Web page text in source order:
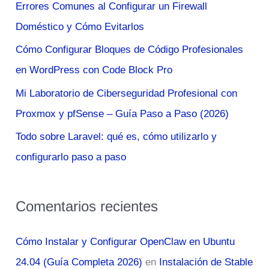
p
o
r
:
Errores Comunes al Configurar un Firewall
Doméstico y Cómo Evitarlos
Cómo Configurar Bloques de Código Profesionales
en WordPress con Code Block Pro
Mi Laboratorio de Ciberseguridad Profesional con
Proxmox y pfSense – Guía Paso a Paso (2026)
Todo sobre Laravel: qué es, cómo utilizarlo y
configurarlo paso a paso
Comentarios recientes
Cómo Instalar y Configurar OpenClaw en Ubuntu
24.04 (Guía Completa 2026) en Instalación de Stable